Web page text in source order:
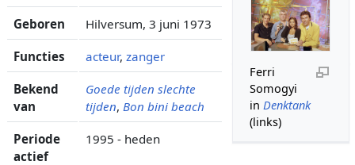
Ferri
Somogyi
inDenktank
(links)
Geboren Hilversum, 3 juni 1973
Functies acteur, zanger
Bekend
van
Goede tijden slechte
tijden, Bon bini beach
Periode
actief
1995 - heden